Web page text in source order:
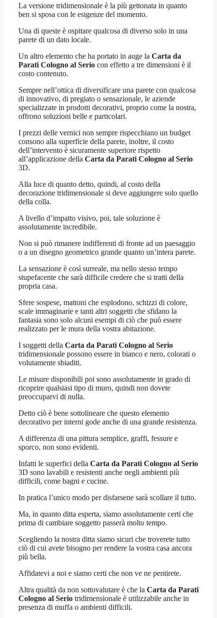
La versione tridimensionale è la più gettonata in quanto
ben si sposa con le esigenze del momento.
Una di queste è ospitare qualcosa di diverso solo in una
parete di un dato locale.
Un altro elemento che ha portato in auge la Carta da
Parati Cologno al Serio con effetto a tre dimensioni è il
costo contenuto.
Sempre nell’ottica di diversificare una parete con qualcosa
di innovativo, di pregiato o sensazionale, le aziende
specializzate in prodotti decorativi, proprio come la nostra,
offrono soluzioni belle e particolari.
I prezzi delle vernici non sempre rispecchiano un budget
consono alla superficie della parete, inoltre, il costo
dell’intervento è sicuramente superiore rispetto
all’applicazione della Carta da Parati Cologno al Serio
3D.
Alla luce di quanto detto, quindi, al costo della
decorazione tridimensionale si deve aggiungere solo quello
della colla.
A livello d’impatto visivo, poi, tale soluzione è
assolutamente incredibile.
Non si può rimanere indifferenti di fronte ad un paesaggio
o a un disegno geometrico grande quanto un’intera parete.
La sensazione è così surreale, ma nello stesso tempo
stupefacente che sarà difficile credere che si tratti della
propria casa.
Sfere sospese, mattoni che esplodono, schizzi di colore,
scale immaginarie e tanti altri soggetti che sfidano la
fantasia sono solo alcuni esempi di ciò che può essere
realizzato per le mura della vostra abitazione.
I soggetti della Carta da Parati Cologno al Serio
tridimensionale possono essere in bianco e nero, colorati o
volutamente sbiaditi.
Le misure disponibili poi sono assolutamente in grado di
ricoprire qualsiasi tipo di muro, quindi non dovete
preoccuparvi di nulla.
Detto ciò è bene sottolineare che questo elemento
decorativo per interni gode anche di una grande resistenza.
A differenza di una pittura semplice, graffi, fessure e
sporco, non sono evidenti.
Infatti le superfici della Carta da Parati Cologno al Serio
3D sono lavabili e resistenti anche negli ambienti più
difficili, come bagni e cucine.
In pratica l’unico modo per disfarsene sarà scollare il tutto.
Ma, in quanto ditta esperta, siamo assolutamente certi che
prima di cambiare soggetto passerà molto tempo.
Scegliendo la nostra ditta siamo sicuri che troverete tutto
ciò di cui avete bisogno per rendere la vostra casa ancora
più bella.
Affidatevi a noi e siamo certi che non ve ne pentirete.
Altra qualità da non sottovalutare è che la Carta da Parati
Cologno al Serio tridimensionale è utilizzabile anche in
presenza di muffa o ambienti difficili.